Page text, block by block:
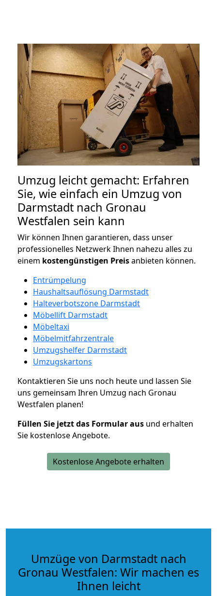
Umzug leicht gemacht: Erfahren
Sie, wie einfach ein Umzug von
Darmstadt nach Gronau
Westfalen sein kann
Wir können Ihnen garantieren, dass unser
professionelles Netzwerk Ihnen nahezu alles zu
einem kostengünstigen Preisanbieten können.
Entrümpelung
Haushaltsauflösung Darmstadt
Halteverbotszone Darmstadt
Möbellift Darmstadt
Möbeltaxi
Möbelmitfahrzentrale
Umzugshelfer Darmstadt
Umzugskartons
Kontaktieren Sie uns noch heute und lassen Sie
uns gemeinsam Ihren Umzug nach Gronau
Westfalen planen!
Füllen Sie jetzt das Formular aus und erhalten
Sie kostenlose Angebote.
Kostenlose Angebote erhalten
Umzüge von Darmstadt nach
Gronau Westfalen: Wir machen es
Ihnen leicht